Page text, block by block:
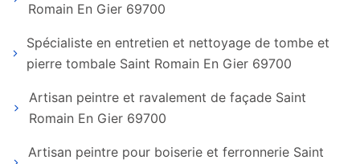
Romain En Gier 69700
Spécialiste en entretien et nettoyage de tombe et
pierre tombale Saint Romain En Gier 69700
Artisan peintre et ravalement de façade Saint
Romain En Gier 69700
Artisan peintre pour boiserie et ferronnerie Saint